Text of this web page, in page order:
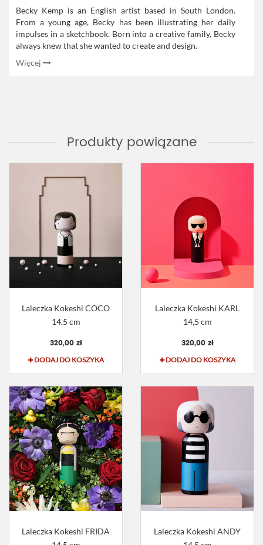
Becky Kemp is an English artist based in South London.
From a young age, Becky has been illustrating her daily
impulses in a sketchbook. Born into a creative family, Becky
always knew that she wanted to create and design.
Więcej
Produkty powiązane
Laleczka Kokeshi COCO
14,5 cm
320,00 zł
DODAJ DO KOSZYKA
Laleczka Kokeshi KARL
14,5 cm
320,00 zł
DODAJ DO KOSZYKA
Laleczka Kokeshi FRIDA
Laleczka Kokeshi ANDY